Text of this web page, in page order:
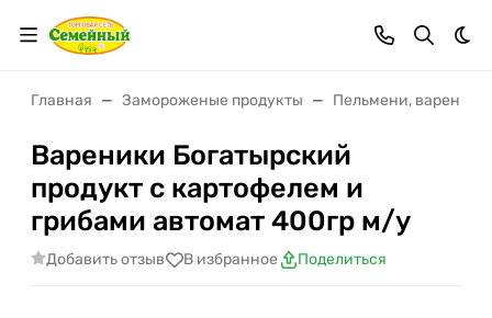
Главная Замороженые продукты Пельмени,
Вареники Богатырский
продукт с картофелем и
грибами автомат 400гр м/у
Добавить отзыв В избранное Поделиться